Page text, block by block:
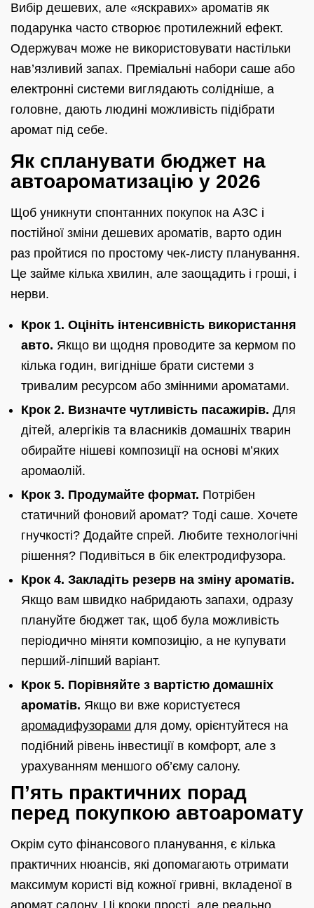
Вибір дешевих, але «яскравих» ароматів як
подарунка часто створює протилежний ефект.
Одержувач може не використовувати настільки
нав’язливий запах. Преміальні набори саше або
електронні системи виглядають солідніше, а
головне, дають людині можливість підібрати
аромат під себе.
Як спланувати бюджет на
автоароматизацію у 2026
Щоб уникнути спонтанних покупок на АЗС і
постійної зміни дешевих ароматів, варто один
раз пройтися по простому чек‑листу планування.
Це займе кілька хвилин, але заощадить і гроші, і
нерви.
Крок 1. Оцініть інтенсивність використання
авто. Якщо ви щодня проводите за кермом по
кілька годин, вигідніше брати системи з
тривалим ресурсом або змінними ароматами.
Крок 2. Визначте чутливість пасажирів. Для
дітей, алергіків та власників домашніх тварин
обирайте нішеві композиції на основі м’яких
аромаолій.
Крок 3. Продумайте формат. Потрібен
статичний фоновий аромат? Тоді саше. Хочете
гнучкості? Додайте спрей. Любите технологічні
рішення? Подивіться в бік електродифузора.
Крок 4. Закладіть резерв на зміну ароматів.
Якщо вам швидко набридають запахи, одразу
плануйте бюджет так, щоб була можливість
періодично міняти композицію, а не купувати
перший‑ліпший варіант.
Крок 5. Порівняйте з вартістю домашніх
ароматів. Якщо ви вже користуєтеся
аромадифузорами для дому, орієнтуйтеся на
подібний рівень інвестиції в комфорт, але з
урахуванням меншого об’єму салону.
П’ять практичних порад
перед покупкою автоаромату
Окрім суто фінансового планування, є кілька
практичних нюансів, які допомагають отримати
максимум користі від кожної гривні, вкладеної в
аромат салону. Ці кроки прості, але реально